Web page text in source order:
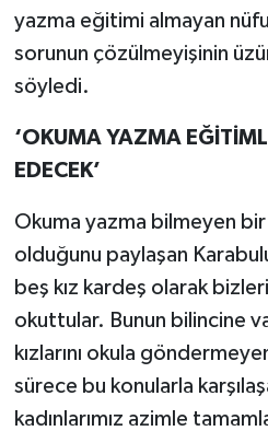
yazma eğitimi almayan
sorunun çözülmeyişinin
söyledi.
‘OKUMA YAZMA
EDECEK’
Okuma yazma bilmeyen
olduğunu paylaşan
beş kız kardeş olarak
okuttular. Bunun bilincine
kızlarını okula
sürece bu konularla
kadınlarımız azimle